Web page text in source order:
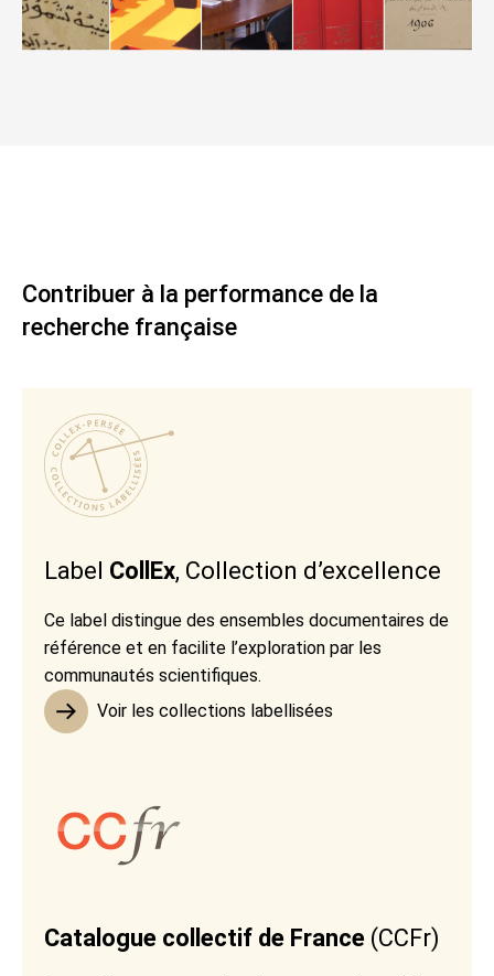
Contribuer à la performance de la
recherche française
Label CollEx, Collection d’excellence
Ce label distingue des ensembles documentaires de
référence et en facilite l’exploration par les
communautés scientifiques.
Voir les collections labellisées
Catalogue collectif de France (CCFr)